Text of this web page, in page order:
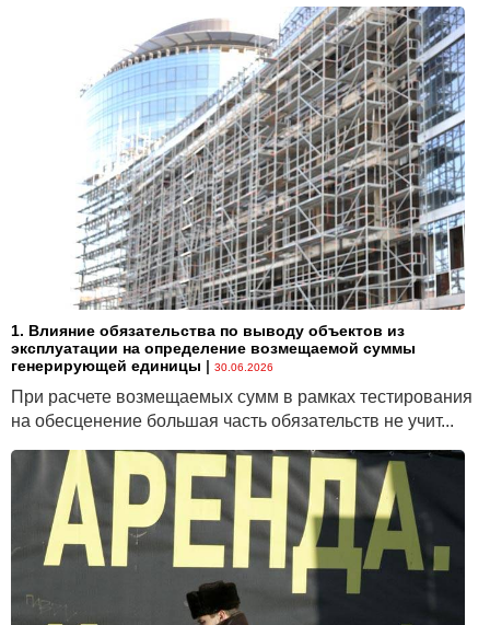
1. Влияние обязательства по выводу объектов из
эксплуатации на определение возмещаемой суммы
генерирующей единицы | 30.06.2026
При расчете возмещаемых сумм в рамках тестирования
на обесценение большая часть обязательств не учит...